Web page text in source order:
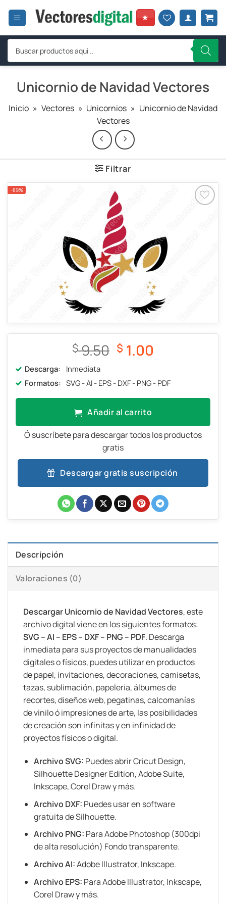
★
Búsqueda
productos
Unicornio de Navidad Vectores
Inicio » Vectores » Unicornios » Unicornio de Navidad
Vectores
Filtrar
-89%
$9.50 El
original
era:
$ 9.50.
$ 1.00
actual
es:
Descarga:
Inmediata
Formatos: SVG - AI - EPS - DXF - PNG - PDF
Añadir al carrito
Ó suscríbete para descargar todos los productos
gratis
Descargar gratis suscripción
Descripción
Valoraciones (0)
Descargar Unicornio de Navidad Vectores, este
archivo digital viene en los siguientes formatos:
SVG – AI – EPS – DXF – PNG – PDF. Descarga
inmediata para sus proyectos de manualidades
digitales o físicos, puedes utilizar en productos
de papel, invitaciones, decoraciones, camisetas,
tazas, sublimación, papelería, álbumes de
recortes, diseños web, pegatinas, calcomanías
de vinilo ó impresiones de arte, las posibilidades
de creación son infinitas y en infinidad de
proyectos físicos o digital.
Archivo SVG: Puedes abrir Cricut Design,
Silhouette Designer Edition, Adobe Suite,
Inkscape, Corel Draw y más.
Archivo DXF: Puedes usar en software
gratuita de Silhouette.
Archivo PNG: Para Adobe Photoshop (300dpi
de alta resolución) Fondo transparente.
Archivo AI:Adobe Illustrator, Inkscape.
Archivo EPS: Para Adobe Illustrator, Inkscape,
Corel Draw y más.